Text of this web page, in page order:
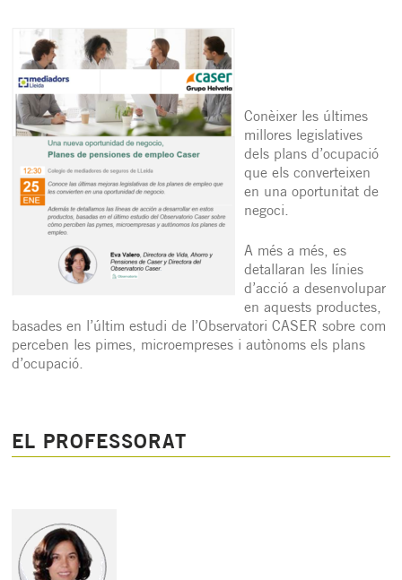
Conèixer les últimes
millores legislatives
dels plans d’ocupació
que els converteixen
en una oportunitat de
negoci.
A més a més, es
detallaran les línies
d’acció a desenvolupar
en aquests productes,
basades en l’últim estudi de l’Observatori CASER sobre com
perceben les pimes, microempreses i autònoms els plans
d’ocupació.
EL PROFESSORAT